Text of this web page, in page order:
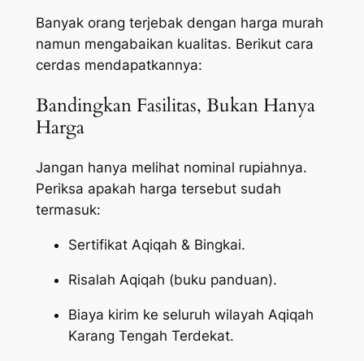
Banyak orang terjebak dengan harga murah
namun mengabaikan kualitas. Berikut cara
cerdas mendapatkannya:
Bandingkan Fasilitas, Bukan Hanya
Harga
Jangan hanya melihat nominal rupiahnya.
Periksa apakah harga tersebut sudah
termasuk:
Sertifikat Aqiqah & Bingkai.
Risalah Aqiqah (buku panduan).
Biaya kirim ke seluruh wilayah Aqiqah
Karang Tengah Terdekat.